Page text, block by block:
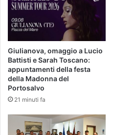
Giulianova, omaggio a Lucio
Battisti e Sarah Toscano:
appuntamenti della festa
della Madonna del
Portosalvo
21 minuti fa